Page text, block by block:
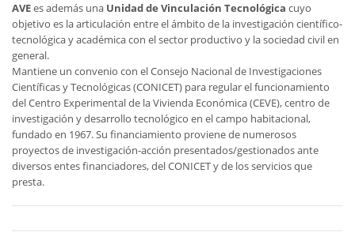
AVEes además una Unidad de Vinculación Tecnológica cuyo
objetivo es la articulación entre el ámbito de la investigación científico-
tecnológica y académica con el sector productivo y la sociedad civil en
general.
Mantiene un convenio con el Consejo Nacional de Investigaciones
Científicas y Tecnológicas (CONICET) para regular el funcionamiento
del Centro Experimental de la Vivienda Económica (CEVE), centro de
investigación y desarrollo tecnológico en el campo habitacional,
fundado en 1967. Su financiamiento proviene de numerosos
proyectos de investigación-acción presentados/gestionados ante
diversos entes financiadores, del CONICET y de los servicios que
presta.